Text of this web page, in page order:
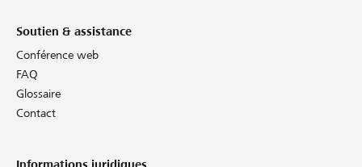
Soutien & assistance
Conférence web
FAQ
Glossaire
Contact
Informations juridiques